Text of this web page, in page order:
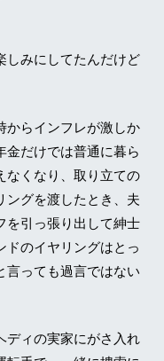
しみにしてたんだけど
からインフレが激しか
金だけでは普通に暮ら
なくなり、取り立ての
ングを渡したとき、夫
を引っ張り出して紳士
ドのイヤリングはとっ
言っても過言ではない
ディの実家にがさ入れ